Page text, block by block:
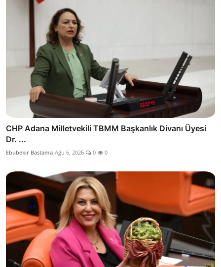
CHP Adana Milletvekili TBMM Başkanlık Divanı Üyesi
Dr. ...
Ebubekir Bastama Ağu 6, 2026 0 0